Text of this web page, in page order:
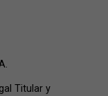
Titular y